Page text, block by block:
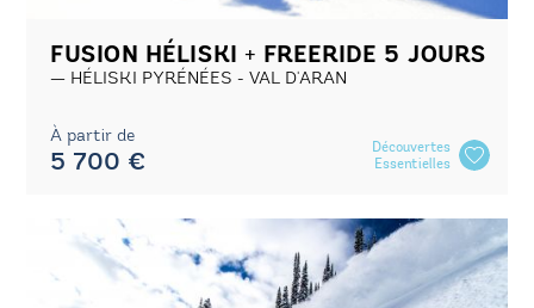
FUSION HÉLISKI + FREERIDE 5 JOURS
HÉLISKI PYRÉNÉES - VAL D'ARAN
À partir de
5 700 €
Découvertes
Essentielles